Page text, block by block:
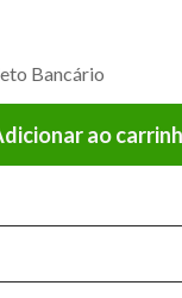
Bancário
ao